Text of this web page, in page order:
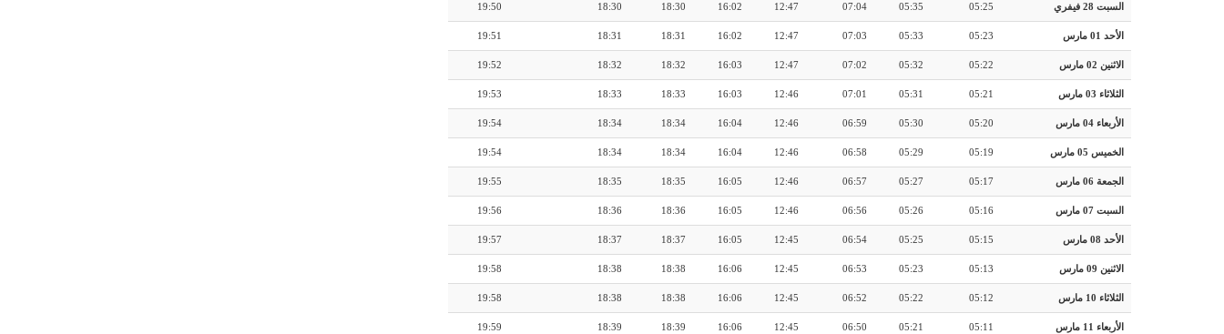
السبت 28 فيفري 05:25
05:35
07:04
12:47
16:02
18:30
18:30
19:50
الأحد 01 مارس 05:23
05:33
07:03
12:47
16:02
18:31
18:31
19:51
الاثنين 02 مارس 05:22
05:32
07:02
12:47
16:03
18:32
18:32
19:52
الثلاثاء 03 مارس 05:21
05:31
07:01
12:46
16:03
18:33
18:33
19:53
الأربعاء 04 مارس 05:20
05:30
06:59
12:46
16:04
18:34
18:34
19:54
الخميس 05 مارس 05:19
05:29
06:58
12:46
16:04
18:34
18:34
19:54
الجمعة 06 مارس 05:17
05:27
06:57
12:46
16:05
18:35
18:35
19:55
السبت 07 مارس 05:16
05:26
06:56
12:46
16:05
18:36
18:36
19:56
الأحد 08 مارس 05:15
05:25
06:54
12:45
16:05
18:37
18:37
19:57
الاثنين 09 مارس 05:13
05:23
06:53
12:45
16:06
18:38
18:38
19:58
الثلاثاء 10 مارس 05:12
05:22
06:52
12:45
16:06
18:38
18:38
19:58
الأربعاء 11 مارس 05:11
05:21
06:50
12:45
16:06
18:39
18:39
19:59